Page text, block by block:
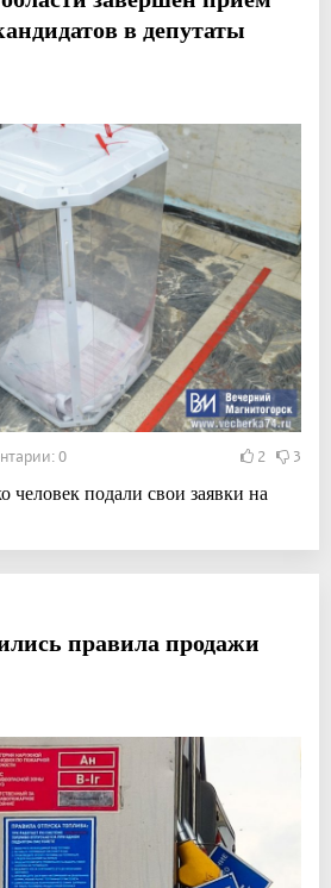
в депутаты
0 2 3
человек подали свои заявки на
правила продажи